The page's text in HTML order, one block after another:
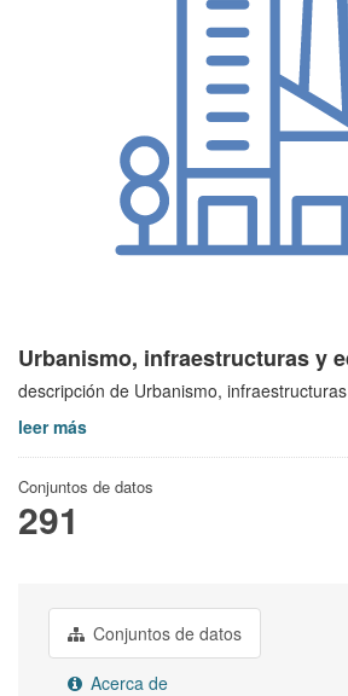
Urbanismo, infraestructuras y
descripción de Urbanismo,
leer más
Conjuntos de datos
291
Conjuntos de datos
Acerca de